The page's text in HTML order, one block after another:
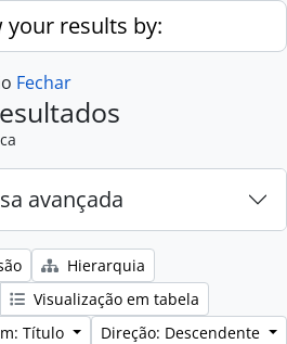
your results by:
Fechar
avançada
Hierarquia
Visualização em tabela
Título
Direção: Descendente